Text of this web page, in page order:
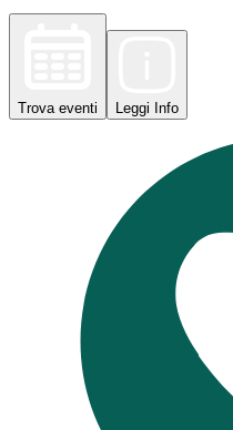
Trova eventi Leggi Info